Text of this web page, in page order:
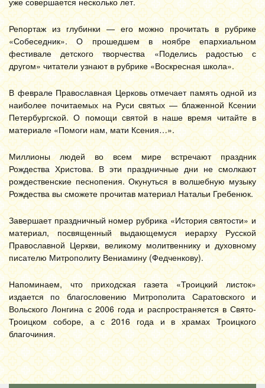
Репортаж из глубинки — его можно прочитать в рубрике
«Собеседник». О прошедшем в ноябре епархиальном
фестивале детского творчества «Поделись радостью с
другом» читатели узнают в рубрике «Воскресная школа».
В феврале Православная Церковь отмечает память одной из
наиболее почитаемых на Руси святых — блаженной Ксении
Петербургской. О помощи святой в наше время читайте в
материале «Помоги нам, мати Ксения…».
Миллионы людей во всем мире встречают праздник
Рождества Христова. В эти праздничные дни не смолкают
рождественские песнопения. Окунуться в волшебную музыку
Рождества вы сможете прочитав материал Натальи Гребенюк.
Завершает праздничный номер рубрика «История святости» и
материал, посвященный выдающемуся иерарху Русской
Православной Церкви, великому молитвеннику и духовному
писателю Митрополиту Вениамину (Федченкову).
Напоминаем, что приходская газета «Троицкий листок»
издается по благословению Митрополита Саратовского и
Вольского Лонгина с 2006 года и распространяется в Свято-
Троицком соборе, а с 2016 года и в храмах Троицкого
благочиния.